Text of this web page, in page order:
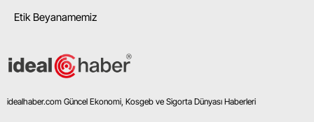
Etik Beyanamemiz
idealhaber.com Güncel Ekonomi, Kosgeb ve Sigorta Dünyası Haberleri